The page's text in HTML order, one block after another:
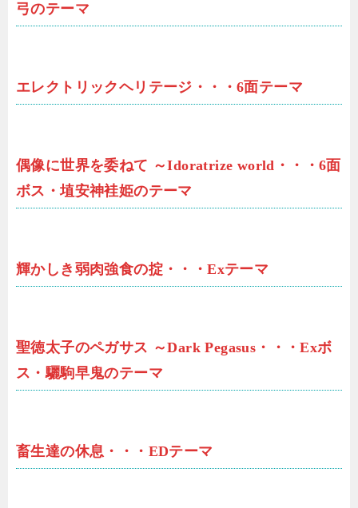
弓のテーマ
エレクトリックヘリテージ・・・6面テーマ
偶像に世界を委ねて ～Idoratrize world・・・6面
ボス・埴安神袿姫のテーマ
輝かしき弱肉強食の掟・・・Exテーマ
聖徳太子のペガサス ～Dark Pegasus・・・Exボ
ス・驪駒早鬼のテーマ
畜生達の休息・・・EDテーマ